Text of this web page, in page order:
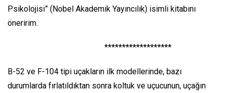
Psikolojisi” (Nobel Akademik Yayıncılık) isimli kitabını
öneririm.
*******************
B-52 ve F-104 tipi uçakların ilk modellerinde, bazı
durumlarda fırlatıldıktan sonra koltuk ve uçucunun, uçağın